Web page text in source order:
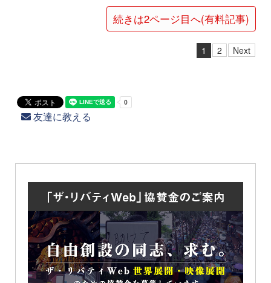
続きは2ページ目へ(有料記事)
1 2 Next
友達に教える